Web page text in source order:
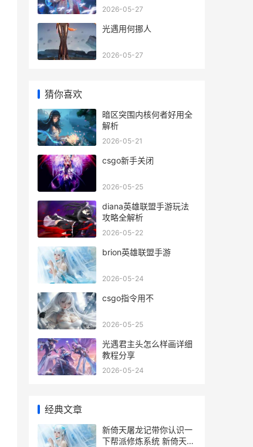
2026-05-27
光遇用何挪人
2026-05-27
猜你喜欢
暗区突围内核何者好用全
解析
2026-05-21
csgo新手关闭
2026-05-25
diana英雄联盟手游玩法
攻略全解析
2026-05-22
brion英雄联盟手游
2026-05-24
csgo指令用不
2026-05-25
光遇君主头怎么样画详细
教程分享
2026-05-24
经典文章
新倚天屠龙记带你认识一
下帮派修炼系统 新倚天屠